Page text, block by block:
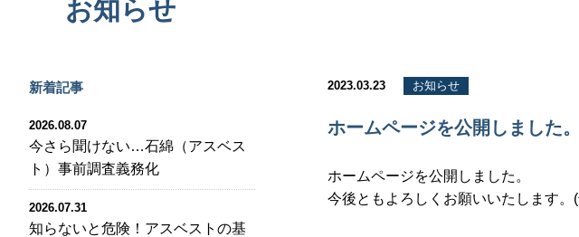
お知らせ
新着記事
2026.08.07
今さら聞けない…石綿（アスベス
ト）事前調査義務化
2026.07.31
知らないと危険！アスベストの基
2023.03.23 お知らせ
ホームページを公開しました。
ホームページを公開しました。
今後ともよろしくお願いいたします。